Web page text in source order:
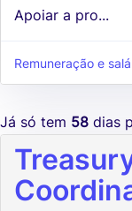
Apoiar a pro...
Remuneração e
Já só tem 58 dias